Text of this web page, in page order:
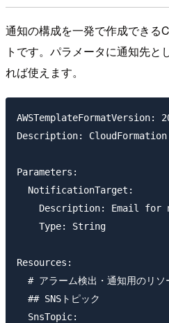
通知の構成を一発で作成できる
トです。パラメータに通知先と
れば使えます。
AWSTemplateFormatVersion:
Description:
Parameters:
  NotificationTarget:
Description: Email for
    Type: String
Resources:
# アラーム検出・通知用のリソ
  ## SNSトピック
  SnsTopic: